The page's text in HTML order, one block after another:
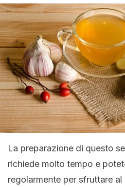
La preparazione di questo
richiede molto tempo e
regolarmente per sfruttare al